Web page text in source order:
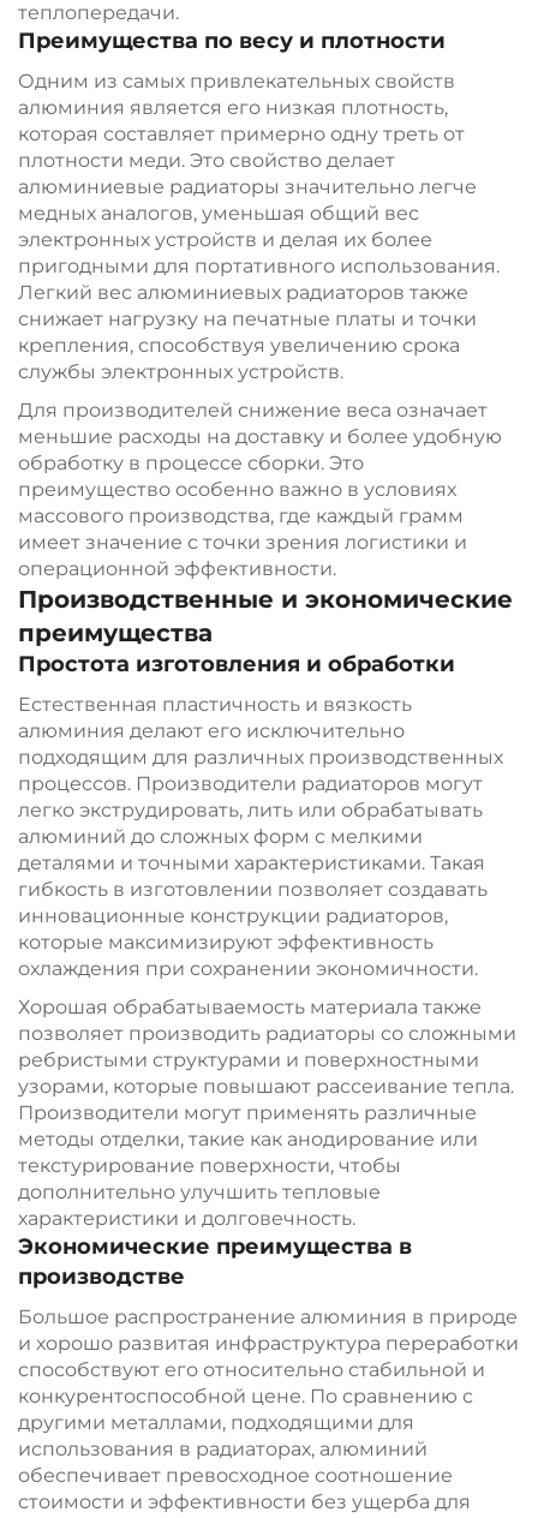
теплопередачи.
Преимущества по весу и плотности
Одним из самых привлекательных свойств
алюминия является его низкая плотность,
которая составляет примерно одну треть от
плотности меди. Это свойство делает
алюминиевые радиаторы значительно легче
медных аналогов, уменьшая общий вес
электронных устройств и делая их более
пригодными для портативного использования.
Легкий вес алюминиевых радиаторов также
снижает нагрузку на печатные платы и точки
крепления, способствуя увеличению срока
службы электронных устройств.
Для производителей снижение веса означает
меньшие расходы на доставку и более удобную
обработку в процессе сборки. Это
преимущество особенно важно в условиях
массового производства, где каждый грамм
имеет значение с точки зрения логистики и
операционной эффективности.
Производственные и экономические
преимущества
Простота изготовления и обработки
Естественная пластичность и вязкость
алюминия делают его исключительно
подходящим для различных производственных
процессов. Производители радиаторов могут
легко экструдировать, лить или обрабатывать
алюминий до сложных форм с мелкими
деталями и точными характеристиками. Такая
гибкость в изготовлении позволяет создавать
инновационные конструкции радиаторов,
которые максимизируют эффективность
охлаждения при сохранении экономичности.
Хорошая обрабатываемость материала также
позволяет производить радиаторы со сложными
ребристыми структурами и поверхностными
узорами, которые повышают рассеивание тепла.
Производители могут применять различные
методы отделки, такие как анодирование или
текстурирование поверхности, чтобы
дополнительно улучшить тепловые
характеристики и долговечность.
Экономические преимущества в
производстве
Большое распространение алюминия в природе
и хорошо развитая инфраструктура переработки
способствуют его относительно стабильной и
конкурентоспособной цене. По сравнению с
другими металлами, подходящими для
использования в радиаторах, алюминий
обеспечивает превосходное соотношение
стоимости и эффективности без ущерба для